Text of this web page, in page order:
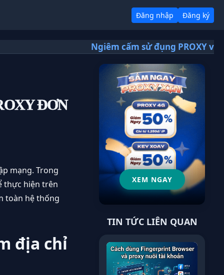
Đăng nhập Đăng ký
Ngiêm cấm sử đụng PROXY và VPS vào mục
ĐƠN
mạng. Trong
thực hiện trên
toàn hệ thống
địa chỉ
XEM NGAY
TIN TỨC LIÊN QUAN